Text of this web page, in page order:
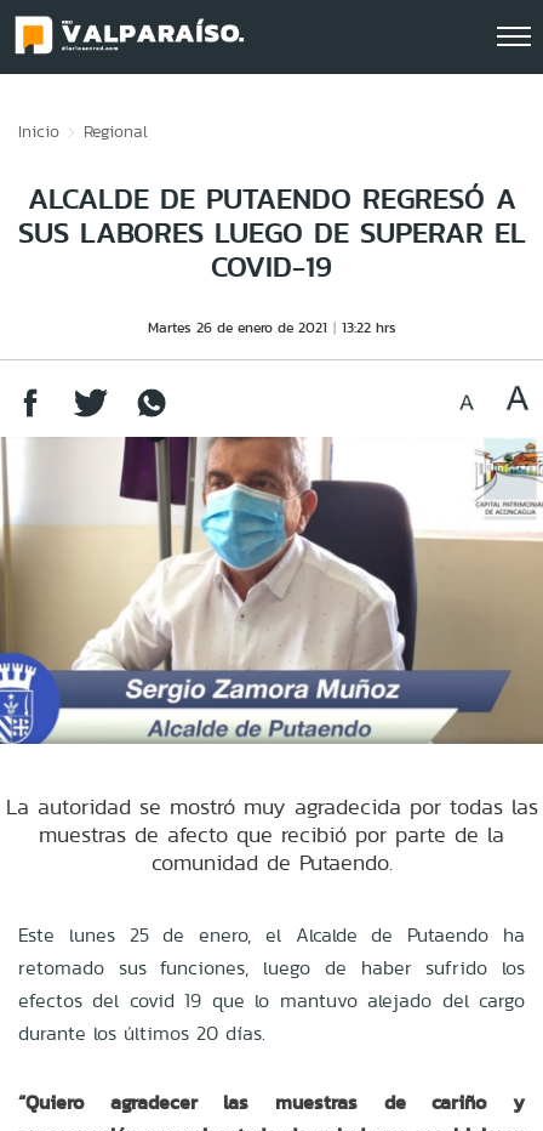
Inicio Regional
ALCALDE DE PUTAENDO REGRESÓ A
SUS LABORES LUEGO DE SUPERAR EL
COVID-19
Martes 26 de enero de 2021 13:22 hrs
La autoridad se mostró muy agradecida por todas las
muestras de afecto que recibió por parte de la
comunidad de Putaendo.
Este lunes 25 de enero, el Alcalde de Putaendo ha
retomado sus funciones, luego de haber sufrido los
efectos del covid 19 que lo mantuvo alejado del cargo
durante los últimos 20 días.
“Quiero agradecer las muestras de cariño y